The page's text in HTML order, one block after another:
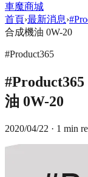
車魔商城
首頁›最新消息›
合成機油 0W-20
#Product365
油 0W-20
2020/04/22 · 1 min